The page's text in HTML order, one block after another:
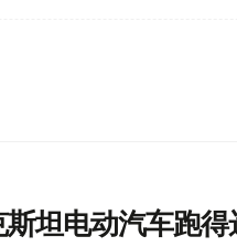
坦电动汽车跑得